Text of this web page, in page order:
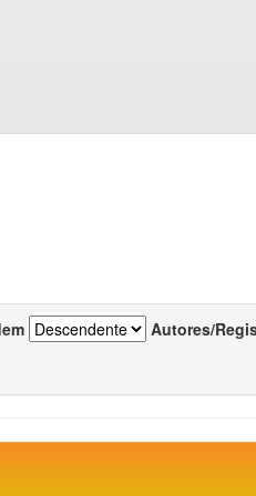
Autores/